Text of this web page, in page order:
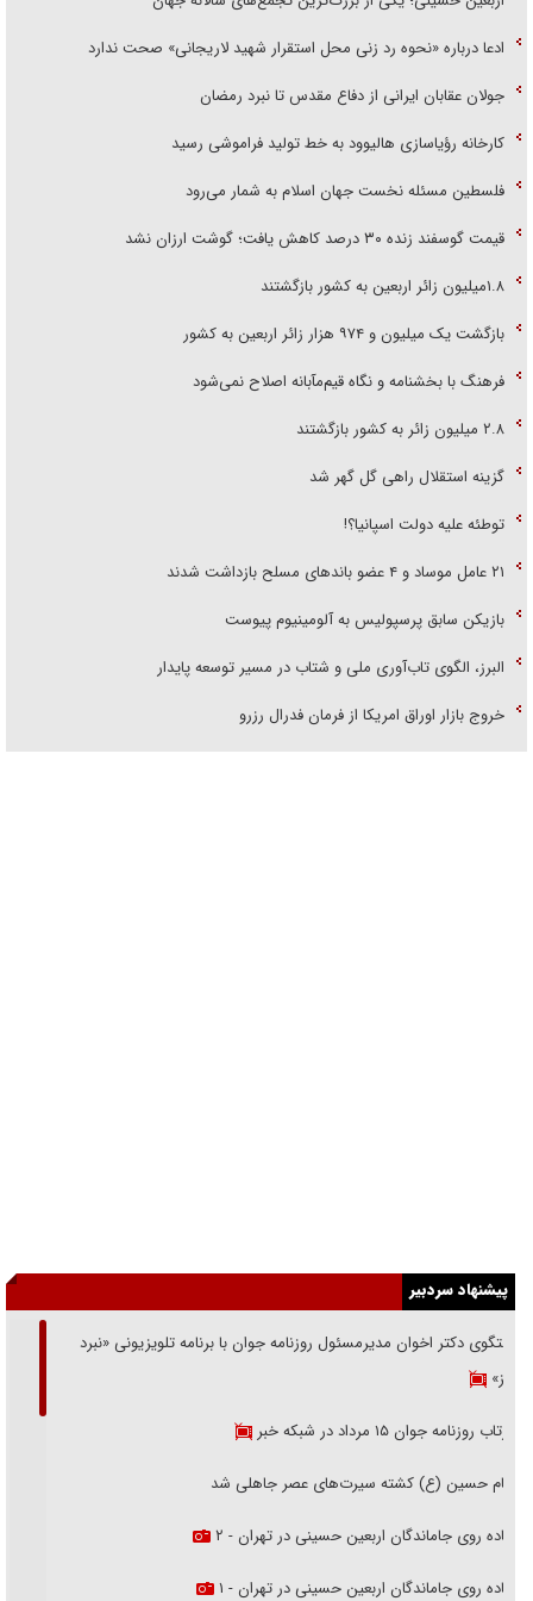
ادعا درباره «نحوه رد زنی محل استقرار شهید لاریجانی» صحت ندارد
جولان عقابان ایرانی از دفاع مقدس تا نبرد رمضان
کارخانه رؤیاسازی هالیوود به خط تولید فراموشی رسید
فلسطین مسئله نخست جهان اسلام به شمار می‌رود
قیمت گوسفند زنده ۳۰ درصد کاهش یافت؛ گوشت ارزان نشد
۱.۸میلیون زائر اربعین به کشور بازگشتند
بازگشت یک میلیون و ۹۷۴ هزار زائر اربعین به کشور
فرهنگ با بخشنامه و نگاه قیم‌مآبانه اصلاح نمی‌شود
۲.۸ میلیون زائر به کشور بازگشتند
گزینه استقلال راهی گل گهر شد
توطئه علیه دولت اسپانیا؟!
۲۱ عامل موساد و ۴ عضو باند‌های مسلح بازداشت شدند
بازیکن سابق پرسپولیس به آلومینیوم پیوست
البرز، الگوی تاب‌آوری ملی و شتاب در مسیر توسعه پایدار
خروج بازار اوراق امریکا از فرمان فدرال رزرو
پیشنهاد سردبیر
گفتگوی دکتر اخوان مدیرمسئول روزنامه جوان با برنامه تلویزیونی «نبرد
هرمز»
بازتاب روزنامه جوان ۱۵ مرداد در شبکه خبر
امام حسین (ع) کشته سیرت‌های عصر جاهلی شد
پیاده روی جاماندگان اربعین حسینی در تهران - ۲
پیاده روی جاماندگان اربعین حسینی در تهران - ۱